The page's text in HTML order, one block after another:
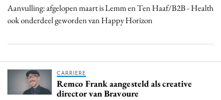
Aanvulling: afgelopen maart is Lemm en Ten Haaf/B2B - Health
ook onderdeel geworden van Happy Horizon
CARRIERE
Remco Frank aangesteld als creative
director van Bravoure